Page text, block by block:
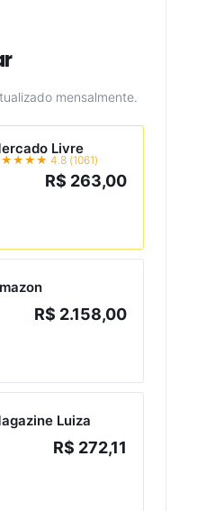
mensalmente.
Livre
4.8 (1061)
R$ 263,00
R$ 2.158,00
Luiza
R$ 272,11